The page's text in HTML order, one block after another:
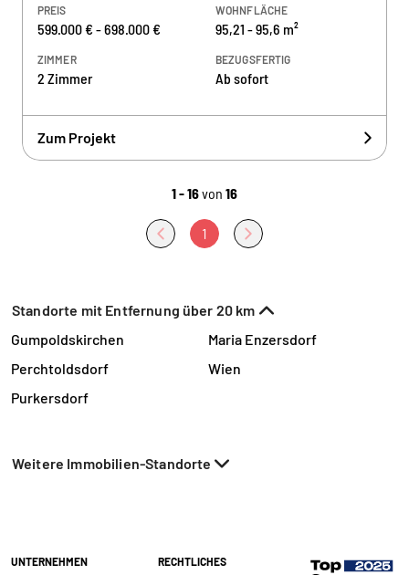
PREIS
599.000 € - 698.000 €
WOHNFLÄCHE
95,21 - 95,6 m²
ZIMMER
2 Zimmer
BEZUGSFERTIG
Ab sofort
Zum Projekt
1 - 16von 16
1
Standorte mit Entfernung über 20 km
Gumpoldskirchen
Maria Enzersdorf
Perchtoldsdorf
Wien
Purkersdorf
Weitere Immobilien-Standorte
UNTERNEHMEN RECHTLICHES